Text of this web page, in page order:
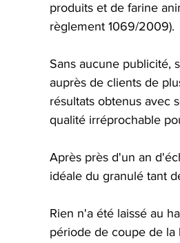
produits et de farine
règlement 1069/2009).
Sans aucune publicité,
auprès de clients de
résultats obtenus avec
qualité irréprochable
Après près d'un an
idéale du granulé tant
Rien n'a été laissé au
période de coupe de